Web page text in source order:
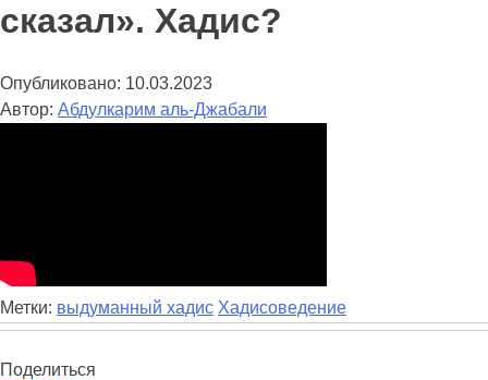
сказал». Хадис?
Опубликовано: 10.03.2023
Автор: Абдулкарим аль-Джабали
Метки: выдуманный хадис Хадисоведение
Поделиться